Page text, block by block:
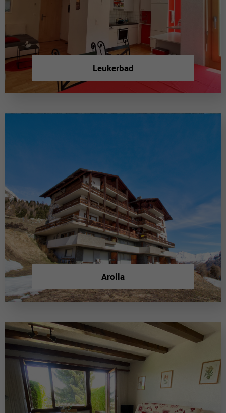
Leukerbad
Arolla